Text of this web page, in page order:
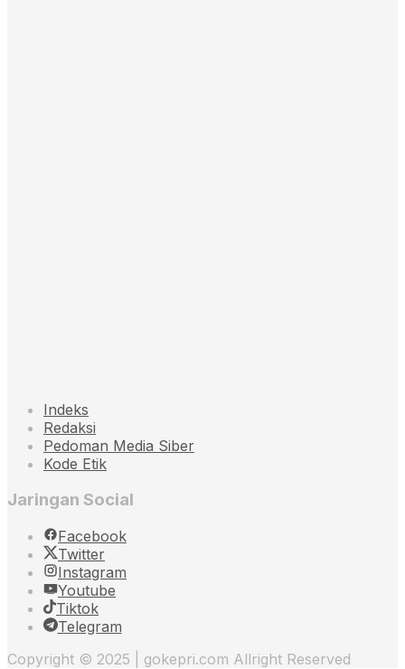
Indeks
Redaksi
Pedoman Media Siber
Kode Etik
Jaringan Social
Facebook
Twitter
Instagram
Youtube
Tiktok
Telegram
Copyright © 2025 | gokepri.com Allright Reserved